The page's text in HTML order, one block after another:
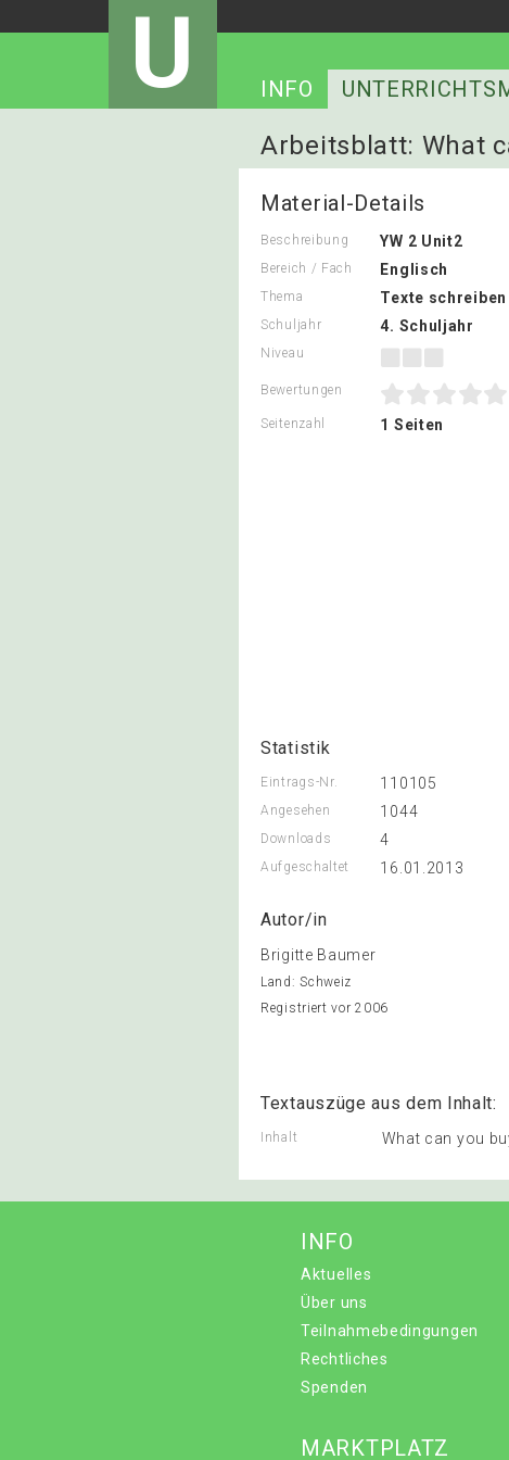
U INFO
Arbeitsblatt: What
Material-Details
Beschreibung YW 2 Unit2
Bereich / Fach Englisch
Thema Texte schreiben
Schuljahr 4. Schuljahr
Niveau
Bewertungen
Seitenzahl 1 Seiten
Statistik
Eintrags-Nr. 110105
Angesehen 1044
Downloads 4
Aufgeschaltet 16.01.2013
Autor/in
Brigitte Baumer
Land: Schweiz
Registriert vor 2006
Textauszüge aus dem Inhalt:
Inhalt What can you
INFO
Aktuelles
Über uns
Teilnahmebedingungen
Rechtliches
Spenden
MARKTPLATZ